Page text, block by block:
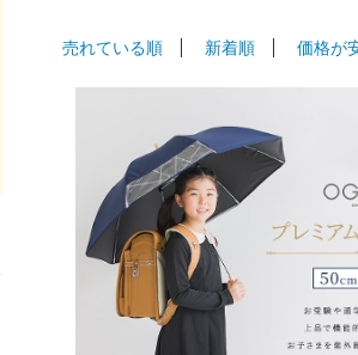
売れている順 新着順 価格が